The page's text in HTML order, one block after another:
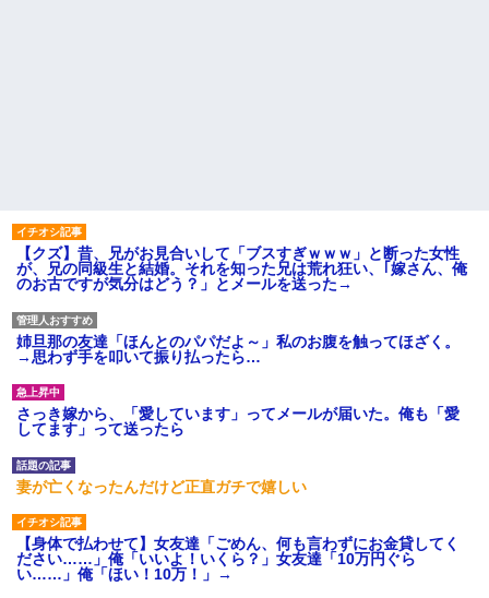
【クズ】昔、兄がお見合いして「ブスすぎｗｗｗ」と断った女性
が、兄の同級生と結婚。それを知った兄は荒れ狂い、｢嫁さん、俺
のお古ですが気分はどう？」とメールを送った→
姉旦那の友達「ほんとのパパだよ～」私のお腹を触ってほざく。
→思わず手を叩いて振り払ったら…
さっき嫁から、「愛しています」ってメールが届いた。俺も「愛
してます」って送ったら
妻が亡くなったんだけど正直ガチで嬉しい
【身体で払わせて】女友達「ごめん、何も言わずにお金貸してく
ださい……」俺「いいよ！いくら？」女友達「10万円ぐら
い……」俺「ほい！10万！」→